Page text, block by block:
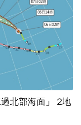
北部海面」 2地